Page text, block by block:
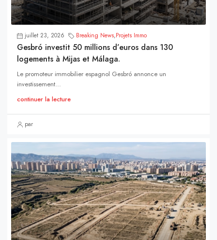
juillet 23, 2026 Breaking News,Projets Immo
Gesbró investit 50 millions d’euros dans 130
logements à Mijas et Málaga.
Le promoteur immobilier espagnol Gesbró annonce un
investissement...
continuer la lecture
par